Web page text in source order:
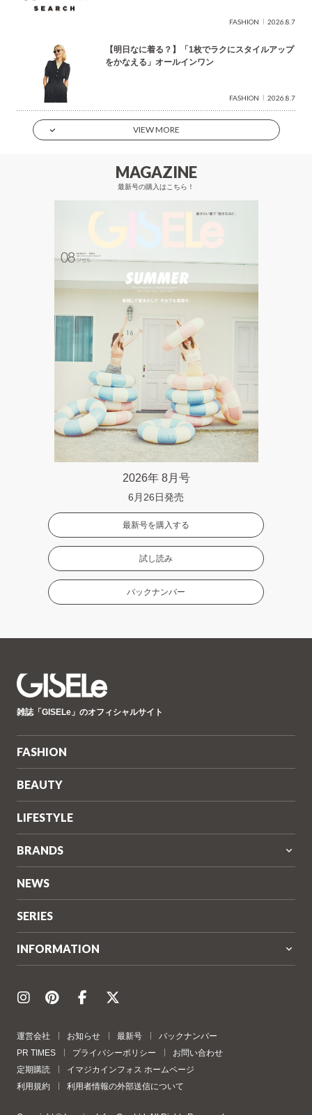
FASHION 2026.8.7
【明日なに着る？】「1枚でラクにスタイルアップ
をかなえる」オールインワン
FASHION 2026.8.7
VIEW MORE
MAGAZINE
最新号の購入はこちら！
2026年 8月号
6月26日発売
最新号を購入する
試し読み
バックナンバー
ゼ
雑誌「GISELe」のオフィシャルサイト
FASHION
BEAUTY
LIFESTYLE
BRANDS
NEWS
SERIES
INFORMATION
運営会社 お知らせ 最新号
バックナンバー
PR TIMES
プライバシーポリシー
お問い合わせ
定期購読
イマジカインフォス ホームページ
利用規約
利用者情報の外部送信について